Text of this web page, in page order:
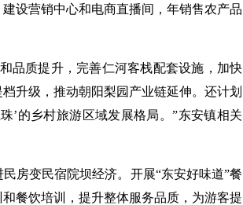
设营销中心和电商直播间，年销售农产品
质提升，完善仁河客栈配套设施，加快
升级，推动朝阳梨园产业链延伸。还计划
’的乡村旅游区域发展格局。”东安镇相关
变民宿院坝经济。开展“东安好味道”餐
餐饮培训，提升整体服务品质，为游客提